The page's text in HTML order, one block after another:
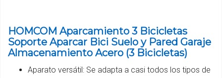
HOMCOM Aparcamiento 3 Bicicletas
Soporte Aparcar Bici Suelo y Pared Garaje
Almacenamiento Acero (3 Bicicletas)
Aparato versátil: Se adapta a casi todos los tipos de